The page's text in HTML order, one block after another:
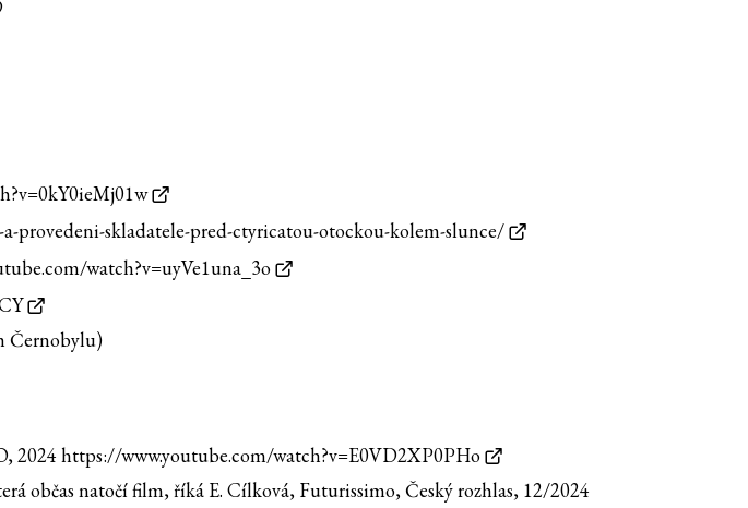
provedeni-skladatele-pred-ctyricatou-otockou-kolem-slunce/
watch?v=uyVe1una_3o
Černobylu)
2024 https://www.youtube.com/watch?v=E0VD2XP0PHo
občas natočí film, říká E. Cílková, Futurissimo, Český rozhlas, 12/2024